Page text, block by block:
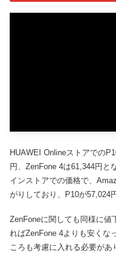
HUAWEI Onlineストアでの
円、ZenFone 4は61,344円と
インストアでの価格で、
がりしており、P10が57,024
ZenFoneに関しても同様に値
ればZenFone 4よりも安くな
ころも考慮に入れる必要があ